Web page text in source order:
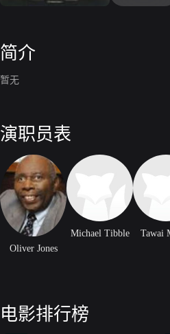
简介
暂无
演职员表
Oliver Jones
Michael Tibble Tawai
电影排行榜